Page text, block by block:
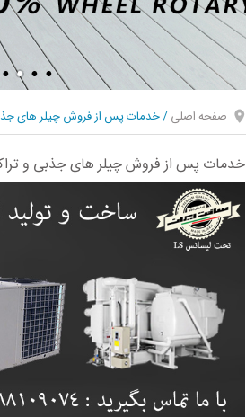
صفحه اصلی/خدمات پس از فروش چیلر های
خدمات پس از فروش چیلر های جذبی و